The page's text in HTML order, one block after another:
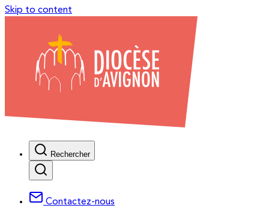
Skip to content
Rechercher
Contactez-nous